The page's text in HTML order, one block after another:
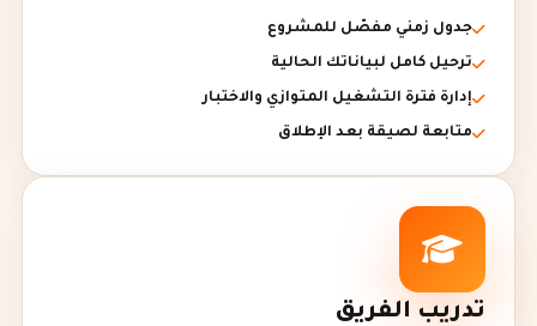
جدول زمني مفصّل للمشروع
ترحيل كامل لبياناتك الحالية
إدارة فترة التشغيل المتوازي والاختبار
متابعة لصيقة بعد الإطلاق
تدريب الفريق